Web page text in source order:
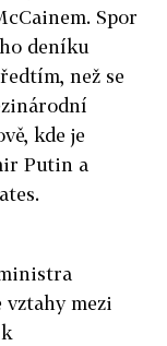
Spor
deníku
než se
kde je
Putin a
vztahy mezi